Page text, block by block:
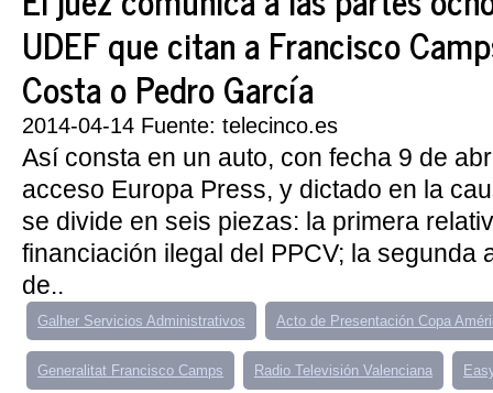
UDEF que citan a Francisco
Costa o Pedro García
2014-04-14 Fuente: telecinco.es
Así consta en un auto, con fecha 9 de
acceso Europa Press, y dictado en la
se divide en seis piezas: la primera
financiación ilegal del PPCV; la segunda
de..
Galher Servicios Administrativos Acto de Presentación Copa
Generalitat Francisco Camps Radio Televisión Valenciana